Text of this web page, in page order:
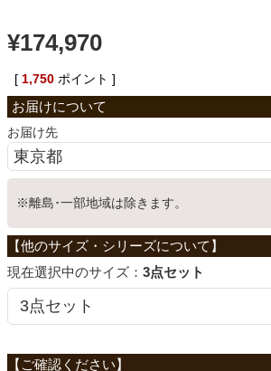
ベッド
収納家具
学習机
ホームオフィス
¥174,970
[ 1,750 ポイント ]
お届け先
※離島･一部地域は除きます。
サイズ： 3点セット